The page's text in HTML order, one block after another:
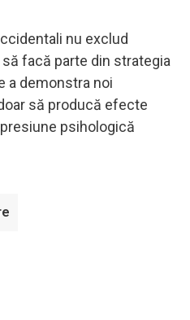
nu exclud
facă parte din strategia
a demonstra noi
să producă efecte
psihologică